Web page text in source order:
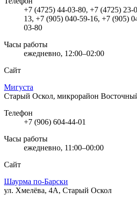
+7 (4725) 44-03-80, +7 (4725) 23-
13, +7 (905) 040-59-16, +7 (905)
03-80
Часы работы
ежедневно, 12:00–02:00
Сайт
Мигуста
Старый Оскол, микрорайон
Телефон
+7 (906) 604-44-01
Часы работы
ежедневно, 11:00–00:00
Сайт
Шаурма по-Барски
ул. Хмелёва, 4А, Старый Оскол